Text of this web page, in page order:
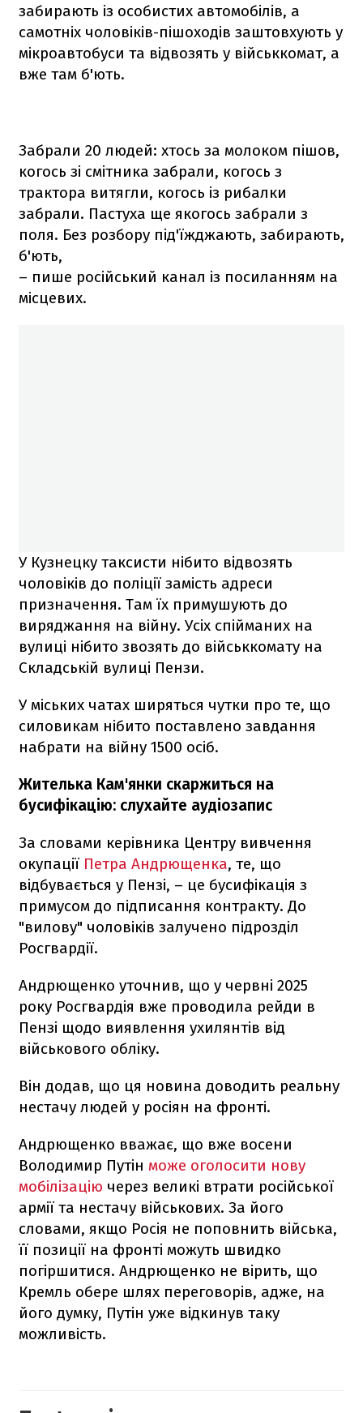
забирають із особистих автомобілів, а
самотніх чоловіків-пішоходів заштовхують у
мікроавтобуси та відвозять у військкомат, а
вже там б'ють.
Забрали 20 людей: хтось за молоком пішов,
когось зі смітника забрали, когось з
трактора витягли, когось із рибалки
забрали. Пастуха ще якогось забрали з
поля. Без розбору під'їжджають, забирають,
б'ють,
– пише російський канал із посиланням на
місцевих.
У Кузнецку таксисти нібито відвозять
чоловіків до поліції замість адреси
призначення. Там їх примушують до
виряджання на війну. Усіх спійманих на
вулиці нібито звозять до військкомату на
Складській вулиці Пензи.
У міських чатах ширяться чутки про те, що
силовикам нібито поставлено завдання
набрати на війну 1500 осіб.
Жителька Кам'янки скаржиться на
бусифікацію: слухайте аудіозапис
За словами керівника Центру вивчення
окупації Петра Андрющенка, те, що
відбувається у Пензі, – це бусифікація з
примусом до підписання контракту. До
"вилову" чоловіків залучено підрозділ
Росгвардії.
Андрющенко уточнив, що у червні 2025
року Росгвардія вже проводила рейди в
Пензі щодо виявлення ухилянтів від
військового обліку.
Він додав, що ця новина доводить реальну
нестачу людей у росіян на фронті.
Андрющенко вважає, що вже восени
Володимир Путін може оголосити нову
мобілізацію через великі втрати російської
армії та нестачу військових. За його
словами, якщо Росія не поповнить війська,
її позиції на фронті можуть швидко
погіршитися. Андрющенко не вірить, що
Кремль обере шлях переговорів, адже, на
його думку, Путін уже відкинув таку
можливість.